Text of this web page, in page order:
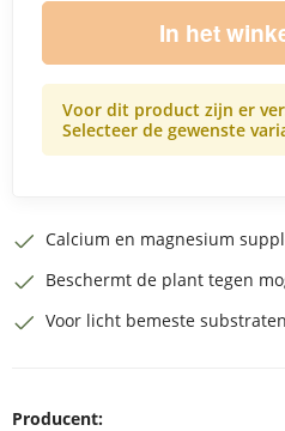
In het
Voor dit product zijn er
Selecteer de gewenste
Calcium en magnesium
Beschermt de plant tegen
Voor licht bemeste
Producent: